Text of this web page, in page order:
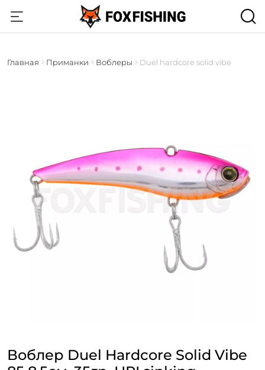
Главная Приманки Воблеры Duel hardcore solid vibe
Воблер Duel Hardcore Solid Vibe